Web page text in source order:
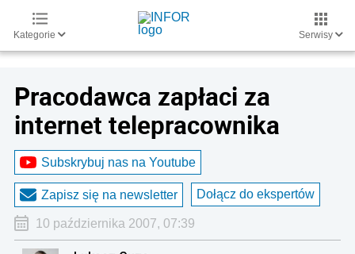
Kategorie Serwisy
Pracodawca zapłaci za
internet telepracownika
Subskrybuj nas na Youtube
Zapisz się na newsletter Dołącz do ekspertów
10 października 2007, 07:39